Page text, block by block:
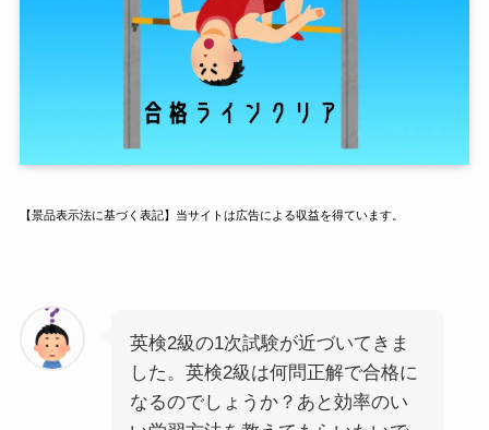
【景品表示法に基づく表記】当サイトは広告による収益を得ています。
英検2級の1次試験が近づいてきま
した。英検2級は何問正解で合格に
なるのでしょうか？あと効率のい